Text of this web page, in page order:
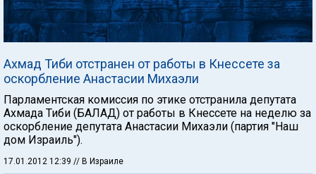
Ахмад Тиби отстранен от работы в Кнессете за
оскорбление Анастасии Михаэли
Парламентская комиссия по этике отстранила депутата
Ахмада Тиби (БАЛАД) от работы в Кнессете на неделю за
оскорбление депутата Анастасии Михаэли (партия "Наш
дом Израиль").
17.01.2012 12:39 // В Израиле